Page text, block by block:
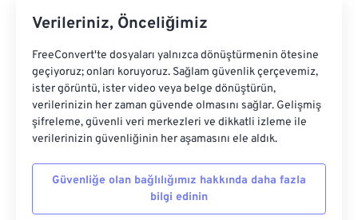
Verileriniz, Önceliğimiz
FreeConvert'te dosyaları yalnızca dönüştürmenin ötesine
geçiyoruz; onları koruyoruz. Sağlam güvenlik çerçevemiz,
ister görüntü, ister video veya belge dönüştürün,
verilerinizin her zaman güvende olmasını sağlar. Gelişmiş
şifreleme, güvenli veri merkezleri ve dikkatli izleme ile
verilerinizin güvenliğinin her aşamasını ele aldık.
Güvenliğe olan bağlılığımız hakkında daha fazla
bilgi edinin